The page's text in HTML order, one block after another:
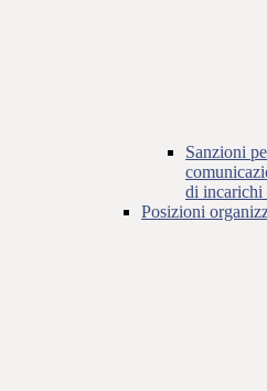
Sanzioni
di incarichi
Posizioni